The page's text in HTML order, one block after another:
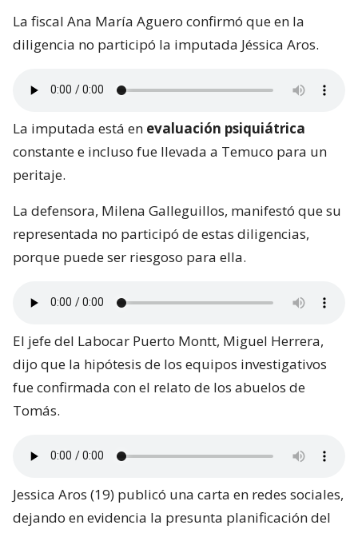
La fiscal Ana María Aguero confirmó que en la
diligencia no participó la imputada Jéssica Aros.
La imputada está en evaluación psiquiátrica
constante e incluso fue llevada a Temuco para un
peritaje.
La defensora, Milena Galleguillos, manifestó que su
representada no participó de estas diligencias,
porque puede ser riesgoso para ella.
El jefe del Labocar Puerto Montt, Miguel Herrera,
dijo que la hipótesis de los equipos investigativos
fue confirmada con el relato de los abuelos de
Tomás.
Jessica Aros (19) publicó una carta en redes sociales,
dejando en evidencia la presunta planificación del